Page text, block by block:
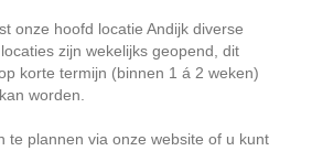
onze hoofd locatie Andijk diverse
zijn wekelijks geopend, dit
korte termijn (binnen 1 á 2 weken)
worden.
te plannen via onze website of u kunt